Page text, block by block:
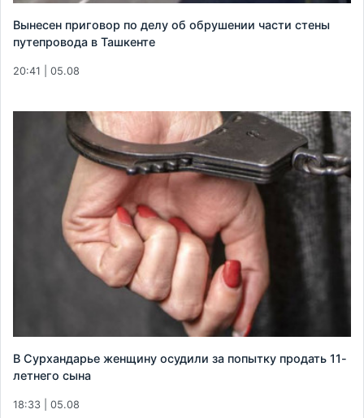
Вынесен приговор по делу об обрушении части стены
путепровода в Ташкенте
20:41 | 05.08
В Сурхандарье женщину осудили за попытку продать 11-
летнего сына
18:33 | 05.08